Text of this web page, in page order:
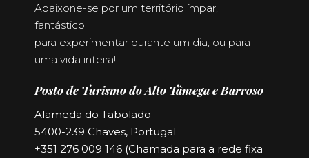
Apaixone-se por um território ímpar,
fantástico
para experimentar durante um dia, ou para
uma vida inteira!
Posto de Turismo do Alto Tâmega e Barroso
Alameda do Tabolado
5400-239 Chaves, Portugal
+351 276 009 146 (Chamada para a rede fixa